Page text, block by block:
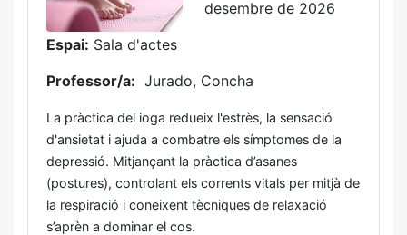
desembre de 2026
Espai: Sala d'actes
Professor/a: Jurado, Concha
La pràctica del ioga redueix l'estrès, la sensació
d'ansietat i ajuda a combatre els símptomes de la
depressió. Mitjançant la pràctica d’asanes
(postures), controlant els corrents vitals per mitjà de
la respiració i coneixent tècniques de relaxació
s’aprèn a dominar el cos.